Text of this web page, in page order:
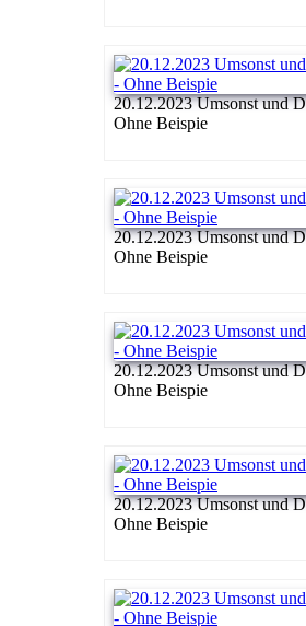
20.12.2023 Umsonst und
Ohne Beispie
20.12.2023 Umsonst und
Ohne Beispie
20.12.2023 Umsonst und
Ohne Beispie
20.12.2023 Umsonst und
Ohne Beispie